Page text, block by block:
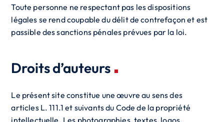
Toute personne ne respectant pas les dispositions
légales se rend coupable du délit de contrefaçon et est
passible des sanctions pénales prévues par la loi.
Droits d’auteurs
Le présent site constitue une œuvre au sens des
articles L. 111.1 et suivants du Code de la propriété
intellectuelle. Les photographies, textes, logos,